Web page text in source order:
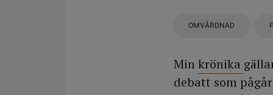
OMVÅRDNAD
Min krönika
debatt som